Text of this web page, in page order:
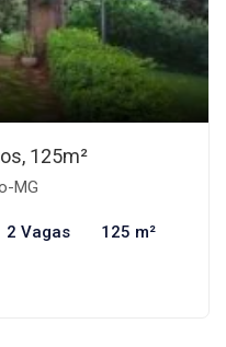
125m²
MG
2 Vagas 125 m²